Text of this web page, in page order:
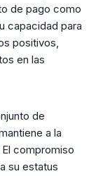
de pago como
capacidad para
positivos,
en las
de
a la
compromiso
su estatus